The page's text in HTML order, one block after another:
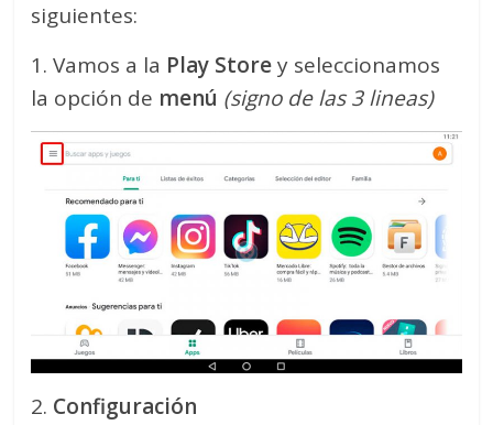
siguientes:
1. Vamos a la Play Storey seleccionamos
la opción de menú (signo de las 3 lineas)
2. Configuración